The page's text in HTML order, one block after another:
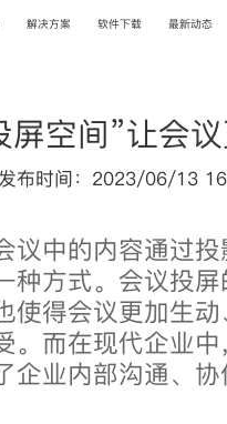
解决方案 软件下载 最新动态
屏空间”让会
布时间：2023/06/13
议中的内容通过
种方式。会议投
使得会议更加生
。而在现代企业
企业内部沟通、